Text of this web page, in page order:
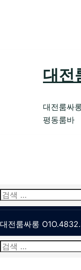
대전
대전룸싸
평동룸바
검
색:
유성룸싸롱
대전룸싸롱
검